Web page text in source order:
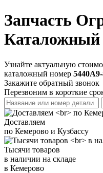
Запчасть
Каталожный
Узнайте актуальную
каталожный номер
Закажите обратный звонок
Перезвоним в короткие
Доставляем
по Кемерово и Кузбассу
Тысячи товаров
в наличии на складе
в Кемерово